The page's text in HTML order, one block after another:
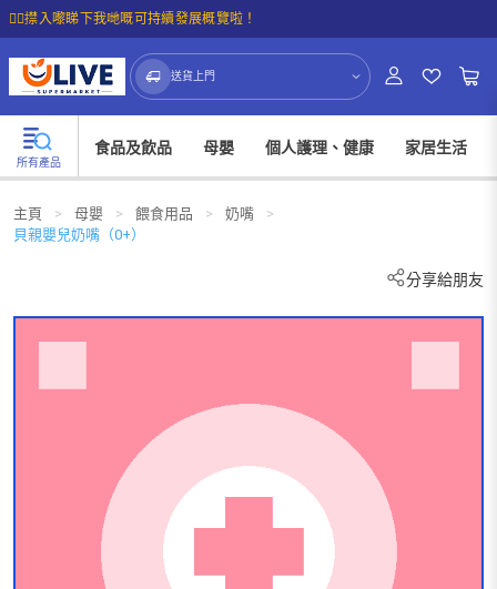
☝🏼㩒入嚟睇下我哋嘅可持續發展概覽啦！
送貨上門
所有產品
食品及飲品 母嬰 個人護理、健康 家居生活
主頁 > 母嬰 > 餵食用品 > 奶嘴
>
貝親嬰兒奶嘴（0+）
分享給朋友